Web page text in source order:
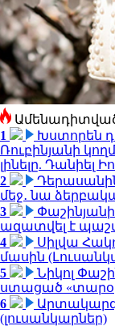
1
Խստորեն
Ռուբինյանի
լինելը. Դանիել
2
մեջ․ նա
3
ազատվել է
4
Սիլվա
մասին
5
Նիկոլ
ստացած
6
(լուսանկարներ)